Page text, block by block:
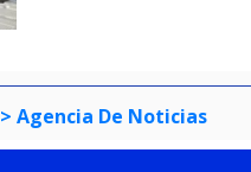
> Agencia De Noticias